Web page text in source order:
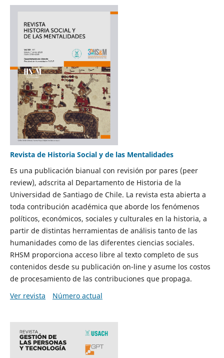
Revista de Historia Social y de las Mentalidades
Es una publicación bianual con revisión por pares (peer
review), adscrita al Departamento de Historia de la
Universidad de Santiago de Chile. La revista esta abierta a
toda contribución académica que aborde los fenómenos
políticos, económicos, sociales y culturales en la historia, a
partir de distintas herramientas de análisis tanto de las
humanidades como de las diferentes ciencias sociales.
RHSM proporciona acceso libre al texto completo de sus
contenidos desde su publicación on-line y asume los costos
de procesamiento de las contribuciones que propaga.
Ver revista
Número actual